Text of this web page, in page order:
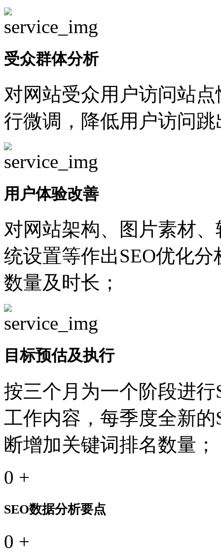
受众群体分析
对网站受众用户访问站
行微调，降低用户访问
用户体验改善
对网站架构、图片素材
统设置等作出SEO优化
数量及时长；
目标预估及执行
按三个月为一个阶段进
工作内容，每季度全新
断增加关键词排名数量；
0 +
SEO数据分析要点
0 +